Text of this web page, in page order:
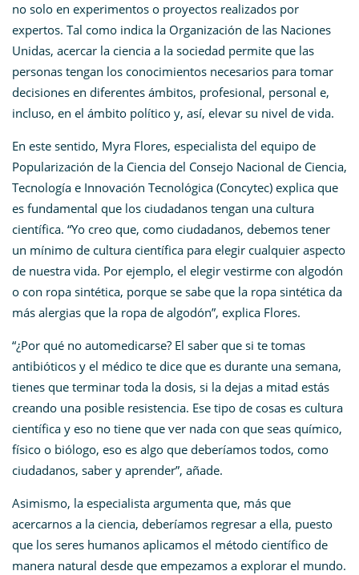
no solo en experimentos o proyectos realizados por
expertos. Tal como indica la Organización de las Naciones
Unidas, acercar la ciencia a la sociedad permite que las
personas tengan los conocimientos necesarios para tomar
decisiones en diferentes ámbitos, profesional, personal e,
incluso, en el ámbito político y, así, elevar su nivel de vida.
En este sentido, Myra Flores, especialista del equipo de
Popularización de la Ciencia del Consejo Nacional de Ciencia,
Tecnología e Innovación Tecnológica (Concytec) explica que
es fundamental que los ciudadanos tengan una cultura
científica. “Yo creo que, como ciudadanos, debemos tener
un mínimo de cultura científica para elegir cualquier aspecto
de nuestra vida. Por ejemplo, el elegir vestirme con algodón
o con ropa sintética, porque se sabe que la ropa sintética da
más alergias que la ropa de algodón”, explica Flores.
“¿Por qué no automedicarse? El saber que si te tomas
antibióticos y el médico te dice que es durante una semana,
tienes que terminar toda la dosis, si la dejas a mitad estás
creando una posible resistencia. Ese tipo de cosas es cultura
científica y eso no tiene que ver nada con que seas químico,
físico o biólogo, eso es algo que deberíamos todos, como
ciudadanos, saber y aprender”, añade.
Asimismo, la especialista argumenta que, más que
acercarnos a la ciencia, deberíamos regresar a ella, puesto
que los seres humanos aplicamos el método científico de
manera natural desde que empezamos a explorar el mundo.